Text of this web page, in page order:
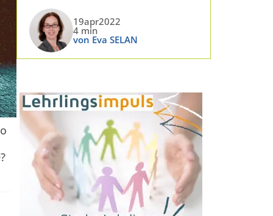
19apr2022
4 min
von Eva SELAN